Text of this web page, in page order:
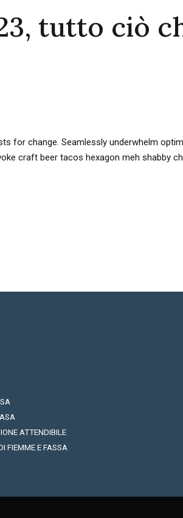
tutto ciò
for change. Seamlessly underwhelm
craft beer tacos hexagon meh shabby
ATTENDIBILE
FIEMME E FASSA